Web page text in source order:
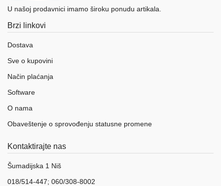
U našoj prodavnici imamo široku ponudu artikala.
Brzi linkovi
Dostava
Sve o kupovini
Način plaćanja
Software
O nama
Obaveštenje o sprovođenju statusne promene
Kontaktirajte nas
Šumadijska 1 Niš
018/514-447; 060/308-8002